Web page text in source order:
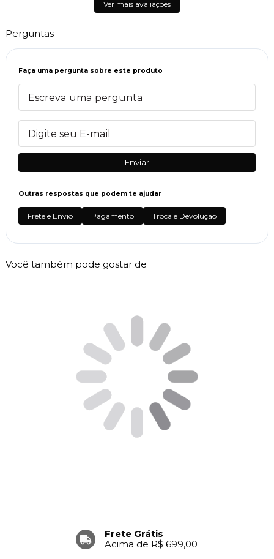
Ver mais avaliações
Perguntas
Faça uma pergunta sobre este produto
Enviar
Outras respostas que podem te ajudar
Frete e Envio Pagamento Troca e Devolução
Você também pode gostar de
Frete Grátis
Acima de R$ 699,00